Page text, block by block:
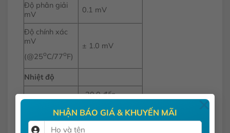
NHẬN BÁO GIÁ & KHUYẾN MÃI ×
Độ phân giải
mV
0.1 mV
Độ chính xác
mV
(@25oC/77oF)
± 1.0 mV
Nhiệt độ
Thang đo
-20.0 đến
120.0
C; -4.0
đến 248.0oF,
253.2 đến